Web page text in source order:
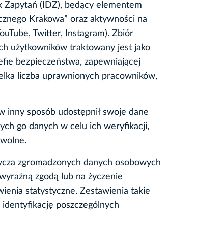
Zapytań (IDZ), będący elementem
Krakowa” oraz aktywności na
Twitter, Instagram). Zbiór
użytkowników traktowany jest jako
bezpieczeństwa, zapewniającej
liczba uprawnionych pracowników,
inny sposób udostępnił swoje dane
go danych w celu ich weryfikacji,
zgromadzonych danych osobowych
zgodą lub na życzenie
statystyczne. Zestawienia takie
poszczególnych